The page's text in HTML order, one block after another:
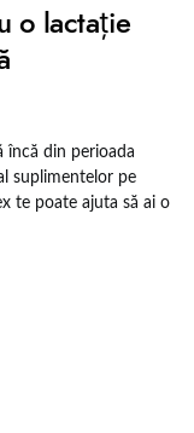
o lactație
încă din perioada
suplimentelor pe
te poate ajuta să ai o